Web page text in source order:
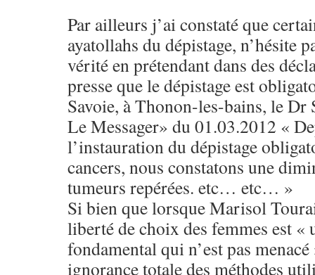
Par ailleurs j’ai constaté que
ayatollahs du dépistage, n’hésite
vérité en prétendant dans des
presse que le dépistage est
Savoie, à Thonon-les-bains, le Dr
Le Messager» du 01.03.2012 «
l’instauration du dépistage
cancers, nous constatons une
tumeurs repérées. etc… etc… »
Si bien que lorsque Marisol
liberté de choix des femmes est «
fondamental qui n’est pas
ignorance totale des méthodes